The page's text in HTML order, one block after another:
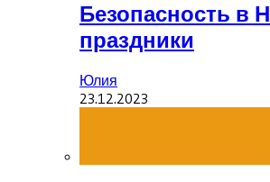
Безопасность в
праздники
Юлия
23.12.2023